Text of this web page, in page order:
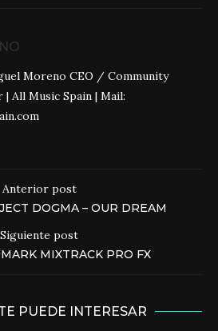
Moreno CEO / Community
| All Music Spain | Mail:
Anterior post
DOGMA – OUR DREAM
Siguiente post
MIXTRACK PRO FX
PUEDE INTERESAR